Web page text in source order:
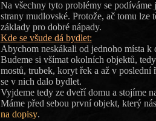
Na všechny tyto problémy se
strany mudlovské. Protože, ač tomu
základy pro dobré nápady.
Kde se všude dá bydlet:
Abychom neskákali od jednoho místa
Budeme si všímat okolních objektů,
mostů, trubek, koryt řek a až v
se v nich dalo bydlet.
Vyjdeme tedy ze dveří domu a stojíme
Máme před sebou první objekt, který
na dopisy.